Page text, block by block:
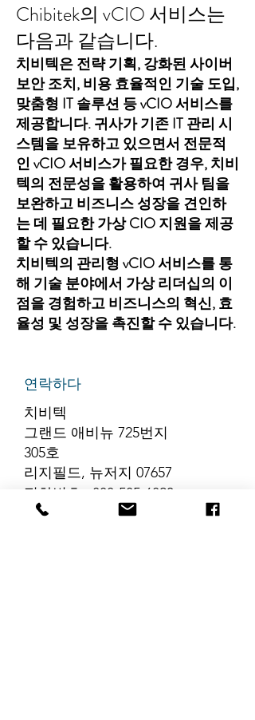
Chibitek의 vCIO 서비스는
다음과 같습니다.
치비텍은 전략 기획, 강화된 사이버
보안 조치, 비용 효율적인 기술 도입,
맞춤형 IT 솔루션 등 vCIO 서비스를
제공합니다. 귀사가 기존 IT 관리 시
스템을 보유하고 있으면서 전문적
인 vCIO 서비스가 필요한 경우, 치비
텍의 전문성을 활용하여 귀사 팀을
보완하고 비즈니스 성장을 견인하
는 데 필요한 가상 CIO 지원을 제공
할 수 있습니다.
치비텍의 관리형 vCIO 서비스를 통
해 기술 분야에서 가상 리더십의 이
점을 경험하고 비즈니스의 혁신, 효
율성 및 성장을 촉진할 수 있습니다.
연락하다
치비텍
그랜드 애비뉴 725번지
305호
리지필드, 뉴저지 07657
전화번호 888-585-6823
이메일 hello@chibitek.com